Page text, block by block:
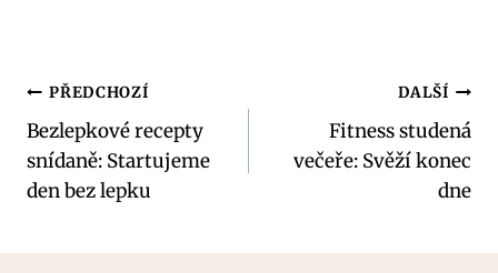
Navigace
pro
příspěvek
PŘEDCHOZÍ
Bezlepkové recepty
snídaně: Startujeme
den bez lepku
DALŠÍ
Fitness studená
večeře: Svěží konec
dne